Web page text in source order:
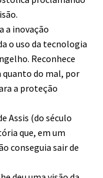
a inovação
o uso da tecnologia
Reconhece
quanto do mal, por
a proteção
Assis (do século
que, em um
conseguia sair de